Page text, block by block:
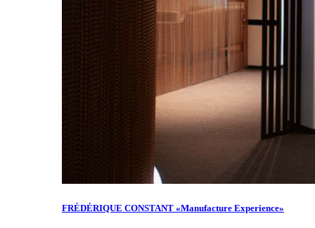
FRÉDÉRIQUE CONSTANT «Manufacture Experience»